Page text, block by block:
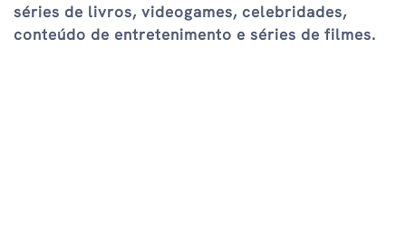
séries de livros, videogames, celebridades,
conteúdo de entretenimento e séries de filmes.